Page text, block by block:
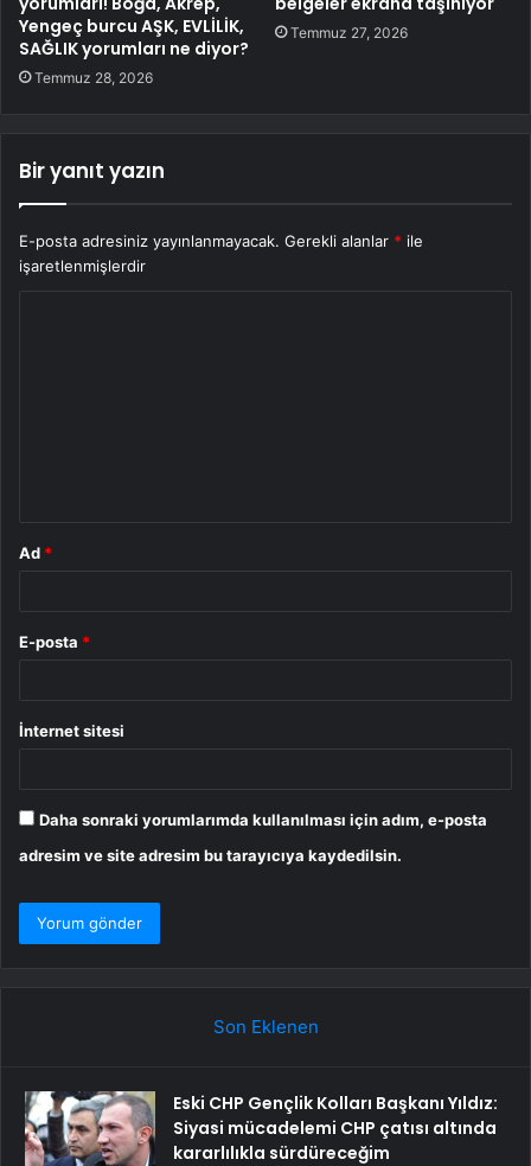
Yengeç burcu AŞK, EVLİLİK,
SAĞLIK yorumları ne diyor?
Temmuz 28, 2026
Temmuz 27, 2026
Bir yanıt yazın
E-posta adresiniz yayınlanmayacak. Gerekli alanlar * ile
işaretlenmişlerdir
Ad *
E-posta *
İnternet sitesi
Daha sonraki yorumlarımda kullanılması için adım, e-posta
adresim ve site adresim bu tarayıcıya kaydedilsin.
Son Eklenen
Eski CHP Gençlik Kolları Başkanı Yıldız:
Siyasi mücadelemi CHP çatısı altında
kararlılıkla sürdüreceğim